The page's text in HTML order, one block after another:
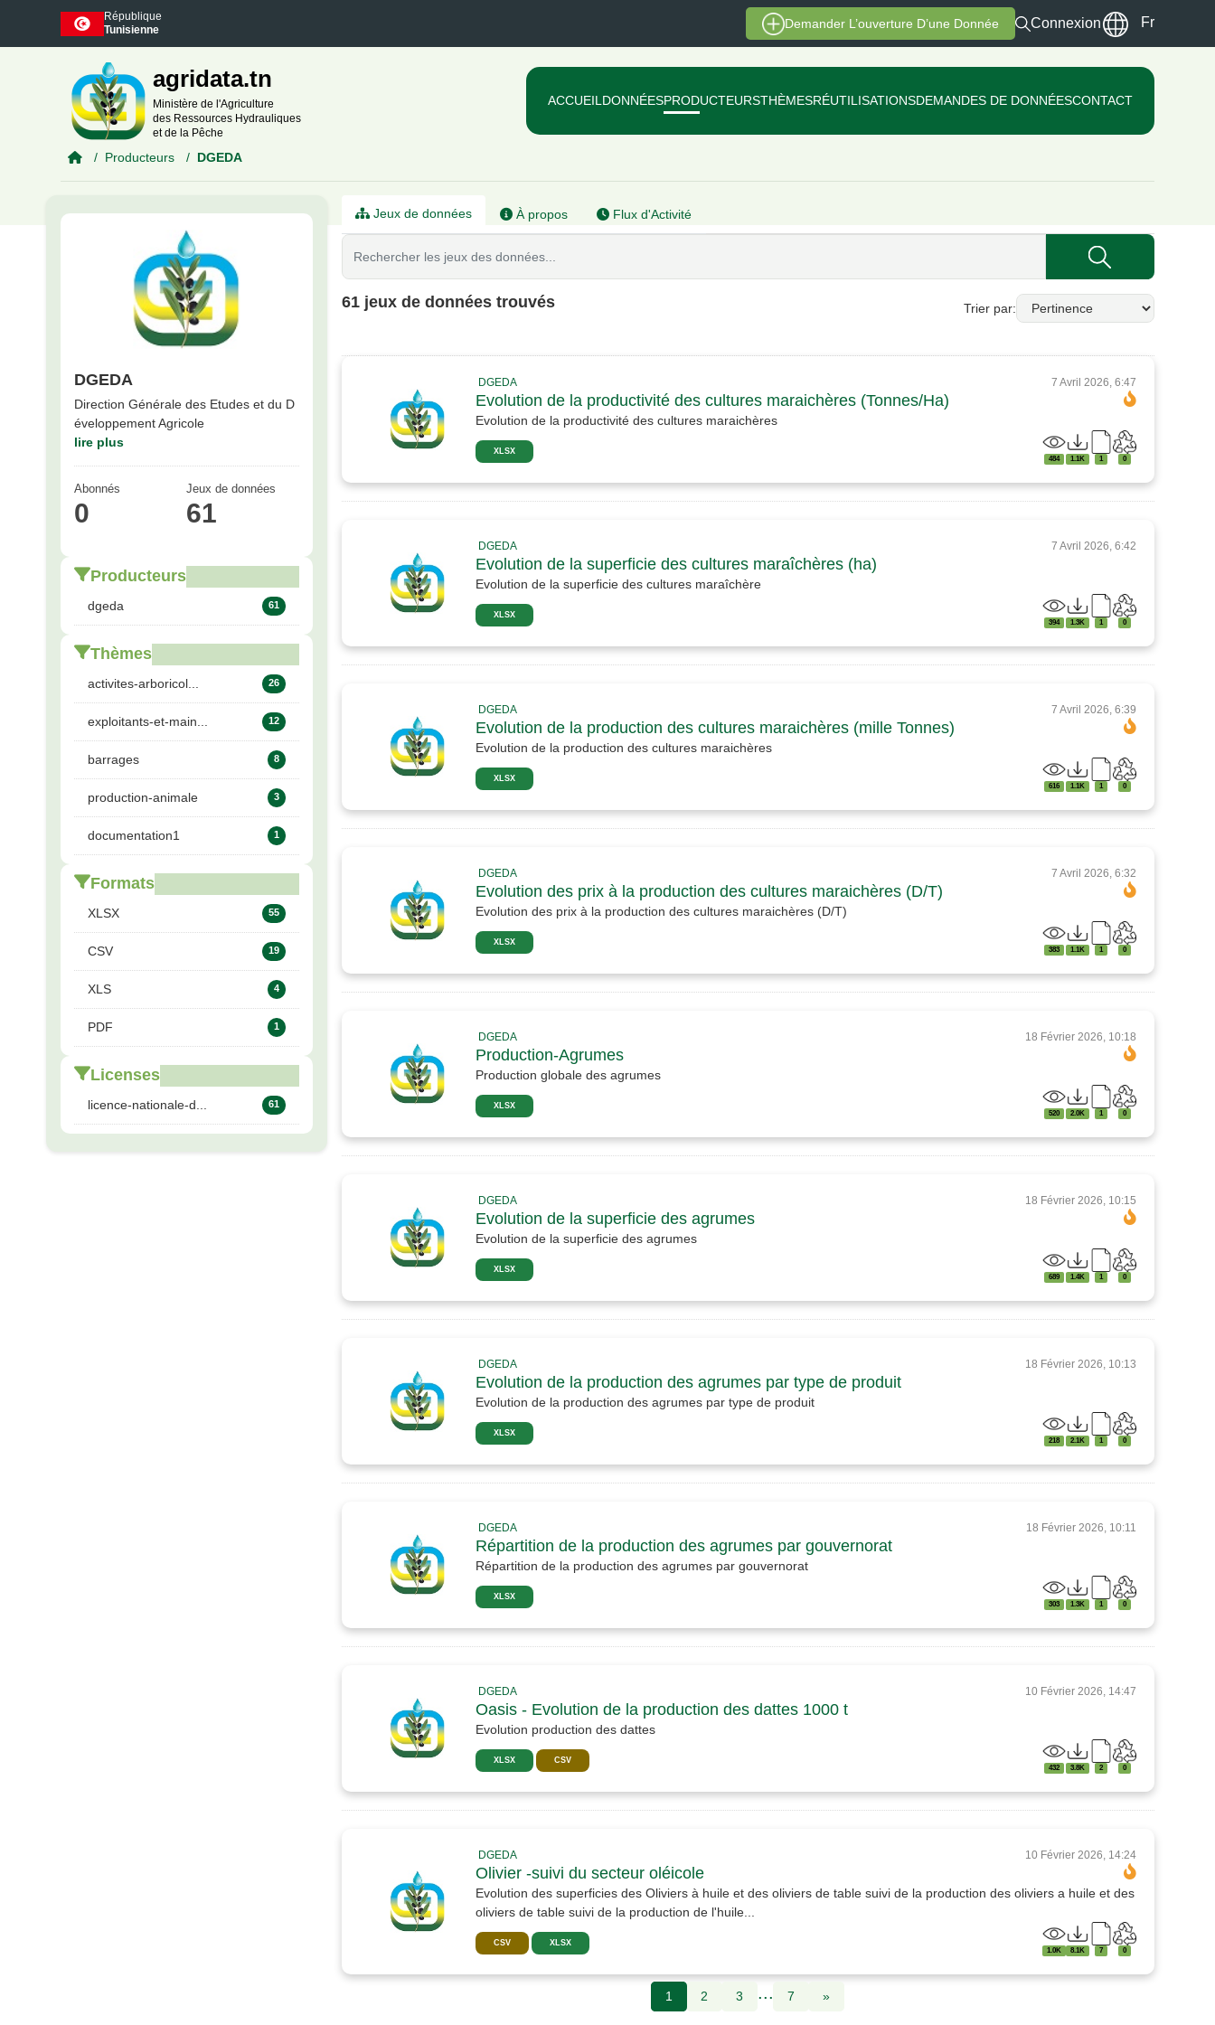
Skip to main content
République
Tunisienne
Demander L’ouverture D’une Donnée Connexion Fr
agridata.tn
Ministère de l'Agriculture
des Ressources Hydrauliques
et de la Pêche
ACCUEIL DONNÉESPRODUCTEURSTHÈMESRÉUTILISATIONSDEMANDES DE DONNÉESCONTACT
Producteurs DGEDA
DGEDA
Direction Générale des Etudes et du D
éveloppement Agricole
lire plus
Abonnés
0
Jeux de données
61
Producteurs
dgeda 61
Thèmes
activites-arboricol... 26
exploitants-et-main... 12
barrages 8
production-animale 3
documentation1 1
Formats
XLSX 55
CSV 19
XLS 4
PDF 1
Licenses
licence-nationale-d... 61
Jeux de données À propos Flux d'Activité
Trier par
61 jeux de données trouvés
DGEDA 7 Avril 2026, 6:47
Evolution de la productivité des cultures maraichères (Tonnes/Ha)
Evolution de la productivité des cultures maraichères
XLSX
484 1.1K 1 0
DGEDA 7 Avril 2026, 6:42
Evolution de la superficie des cultures maraîchères (ha)
Evolution de la superficie des cultures maraîchère
XLSX
394 1.3K 1 0
DGEDA 7 Avril 2026, 6:39
Evolution de la production des cultures maraichères (mille Tonnes)
Evolution de la production des cultures maraichères
XLSX
616 1.1K 1 0
DGEDA 7 Avril 2026, 6:32
Evolution des prix à la production des cultures maraichères (D/T)
Evolution des prix à la production des cultures maraichères (D/T)
XLSX
383 1.1K 1 0
DGEDA 18 Février 2026, 10:18
Production-Agrumes
Production globale des agrumes
XLSX
520 2.0K 1 0
DGEDA 18 Février 2026, 10:15
Evolution de la superficie des agrumes
Evolution de la superficie des agrumes
XLSX
689 1.4K 1 0
DGEDA 18 Février 2026, 10:13
Evolution de la production des agrumes par type de produit
Evolution de la production des agrumes par type de produit
XLSX
218 2.1K 1 0
DGEDA 18 Février 2026, 10:11
Répartition de la production des agrumes par gouvernorat
Répartition de la production des agrumes par gouvernorat
XLSX
303 1.3K 1 0
DGEDA 10 Février 2026, 14:47
Oasis - Evolution de la production des dattes 1000 t
Evolution production des dattes
XLSX CSV
432 3.8K 2 0
DGEDA 10 Février 2026, 14:24
Olivier -suivi du secteur oléicole
Evolution des superficies des Oliviers à huile et des oliviers de table suivi de la production des oliviers a huile et des
oliviers de table suivi de la production de l'huile...
CSV XLSX
1.0K 8.1K 7 0
1 2 3 ... 7 »